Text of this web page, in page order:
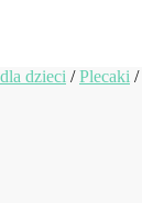
dzieci /Plecaki /